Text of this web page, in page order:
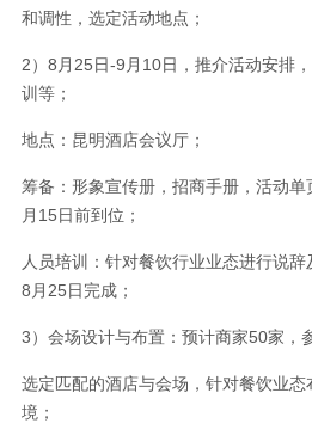
和调性，选定活动地点；
2）8月25日-9月10日，推介活动安排
训等；
地点：昆明酒店会议厅；
筹备：形象宣传册，招商手册，活动
月15日前到位；
人员培训：针对餐饮行业业态进行说辞
8月25日完成；
3）会场设计与布置：预计商家50家，
选定匹配的酒店与会场，针对餐饮业
境；